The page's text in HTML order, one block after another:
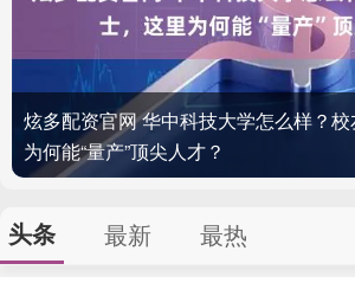
炫多配资官网 华中科技大学怎么样？
为何能“量产”顶尖人才？
头条 最新 最热